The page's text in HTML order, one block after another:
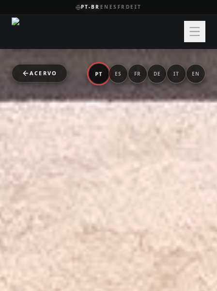
PT-BR EN ES FR DE IT
ACERVO PT ES FR DE IT EN